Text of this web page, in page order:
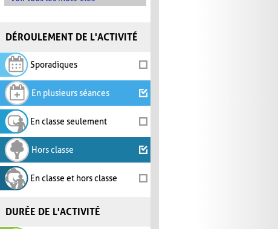
DÉROULEMENT DE L'ACTIVITÉ
Sporadiques
En plusieurs séances
En classe seulement
Hors classe
En classe et hors classe
DURÉE DE L'ACTIVITÉ